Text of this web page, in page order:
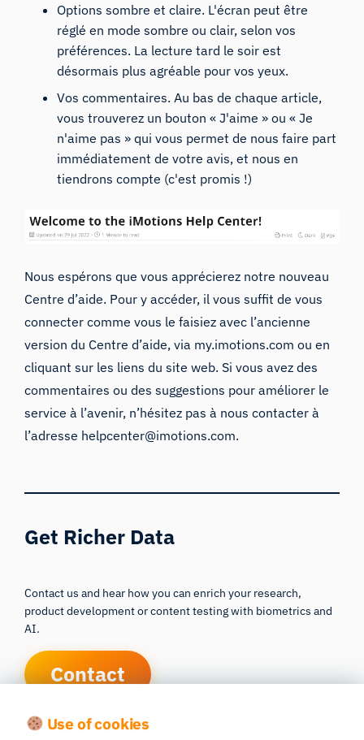
Options sombre et claire. L'écran peut être
réglé en mode sombre ou clair, selon vos
préférences. La lecture tard le soir est
désormais plus agréable pour vos yeux.
Vos commentaires. Au bas de chaque article,
vous trouverez un bouton « J'aime » ou « Je
n'aime pas » qui vous permet de nous faire part
immédiatement de votre avis, et nous en
tiendrons compte (c'est promis !)
Nous espérons que vous apprécierez notre nouveau
Centre d’aide. Pour y accéder, il vous suffit de vous
connecter comme vous le faisiez avec l’ancienne
version du Centre d’aide, via my.imotions.com ou en
cliquant sur les liens du site web. Si vous avez des
commentaires ou des suggestions pour améliorer le
service à l’avenir, n’hésitez pas à nous contacter à
l’adresse helpcenter@imotions.com.
Get Richer Data
Contact us and hear how you can enrich your research,
product development or content testing with biometrics and
AI.
Contact
Use of cookies